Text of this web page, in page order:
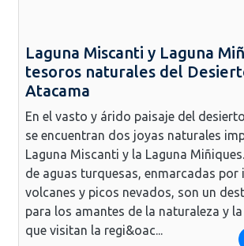
Laguna Miscanti y Laguna
tesoros naturales del
Atacama
En el vasto y árido paisaje del
se encuentran dos joyas naturales
Laguna Miscanti y la Laguna
de aguas turquesas, enmarcadas por
volcanes y picos nevados, son un
para los amantes de la naturaleza y
que visitan la regi&oac...